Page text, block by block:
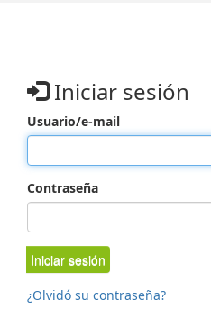
Iniciar sesión
Usuario/e-mail
Contraseña
Iniciar sesión
¿Olvidó su contraseña?